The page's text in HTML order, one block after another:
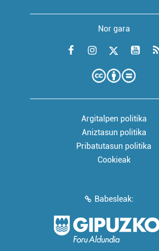
Nor gara
Argitalpen politika
Aniztasun politika
Pribatutasun politika
Cookieak
Babesleak: